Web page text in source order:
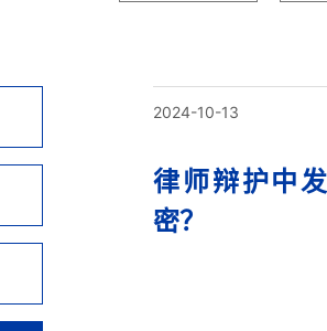
2024-10-13
律师辩护中
密？